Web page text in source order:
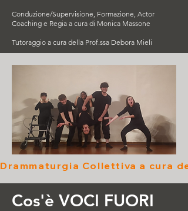
Conduzione/Supervisione, Formazione, Actor
Coaching e Regia a cura di Monica Massone
Tutoraggio a cura della Prof.ssa Debora Mieli
Drammaturgia Collettiva a cura
Cos'è VOCI FUORI